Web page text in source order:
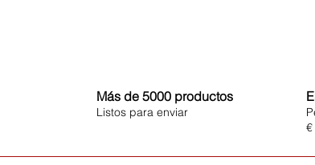
Más de 5000 productos
Listos para enviar
€